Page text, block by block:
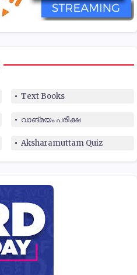
Text Books
വാങ്മയം പരീക്ഷ
Aksharamuttam Quiz